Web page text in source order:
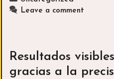
Leave a comment
Resultados
gracias a la